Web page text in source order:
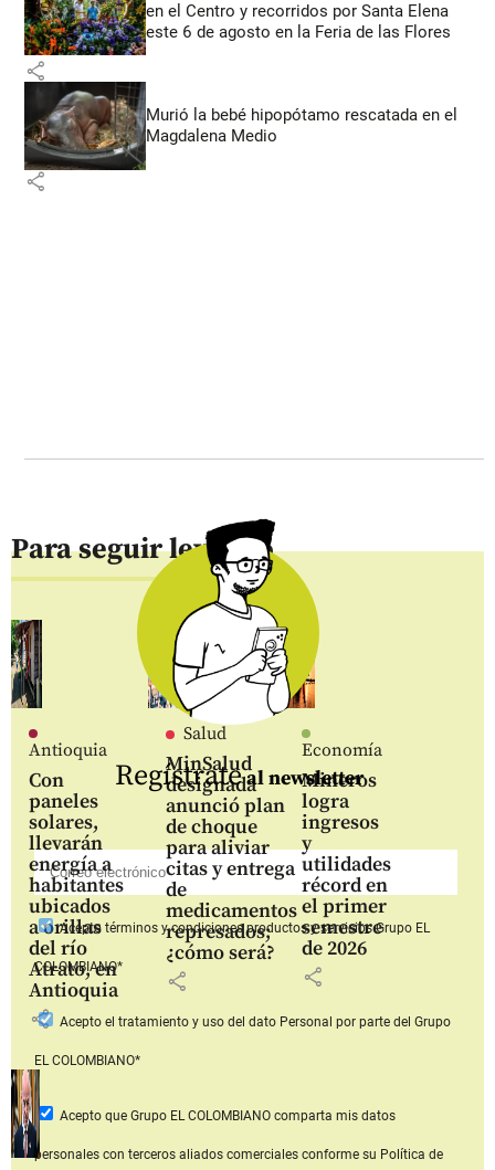
en el Centro y recorridos por Santa Elena
este 6 de agosto en la Feria de las Flores
share
Murió la bebé hipopótamo rescatada en el
Magdalena Medio
share
Para seguir leyendo
Antioquia
Con
paneles
solares,
llevarán
energía a
habitantes
ubicados
a orillas
del río
Atrato, en
Antioquia
share
Salud
MinSalud
designada
anunció plan
de choque
para aliviar
citas y entrega
de
medicamentos
represados;
¿cómo será?
share
Economía
Mineros
logra
ingresos
y
utilidades
récord en
el primer
semestre
de 2026
share
Regístrateal newsletter
Aceptotérminos y condiciones productos y serviciosGrupo EL
COLOMBIANO*
Acepto el tratamiento y uso del dato Personal por parte del Grupo
EL COLOMBIANO*
Acepto que Grupo EL COLOMBIANOcomparta mis datos
personales con terceros aliados comerciales conforme su Política de